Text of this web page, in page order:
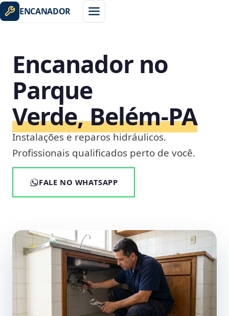
ENCANADOR
Encanador no
Parque
Verde, Belém‑PA
Instalações e reparos hidráulicos.
Profissionais qualificados perto de você.
FALE NO WHATSAPP